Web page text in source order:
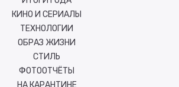
КИНО И СЕРИАЛЫ
ТЕХНОЛОГИИ
ОБРАЗ ЖИЗНИ
СТИЛЬ
ФОТООТЧЁТЫ
НА КАРАНТИНЕ